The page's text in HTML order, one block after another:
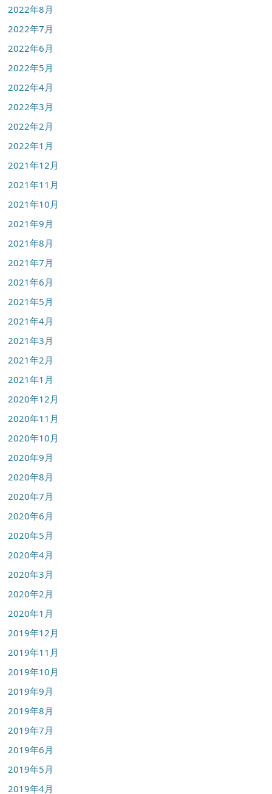
2022年8月
2022年7月
2022年6月
2022年5月
2022年4月
2022年3月
2022年2月
2022年1月
2021年12月
2021年11月
2021年10月
2021年9月
2021年8月
2021年7月
2021年6月
2021年5月
2021年4月
2021年3月
2021年2月
2021年1月
2020年12月
2020年11月
2020年10月
2020年9月
2020年8月
2020年7月
2020年6月
2020年5月
2020年4月
2020年3月
2020年2月
2020年1月
2019年12月
2019年11月
2019年10月
2019年9月
2019年8月
2019年7月
2019年6月
2019年5月
2019年4月